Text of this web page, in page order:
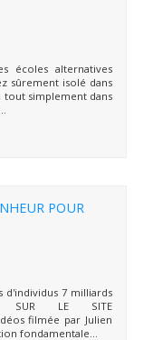
écoles alternatives
sûrement isolé dans
simplement dans
POUR
d'individus 7 milliards
SUR LE SITE
filmée par Julien
fondamentale...